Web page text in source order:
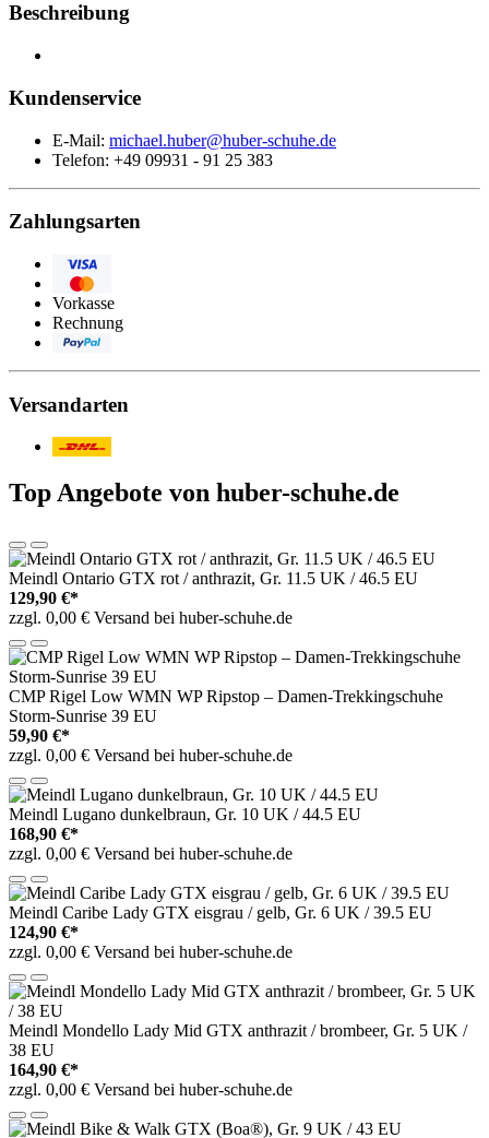
Beschreibung
Kundenservice
E-Mail: michael.huber@huber-schuhe.de
Telefon: +49 09931 - 91 25 383
Zahlungsarten
Vorkasse
Rechnung
Versandarten
Top Angebote von huber-schuhe.de
Meindl Ontario GTX rot / anthrazit, Gr. 11.5 UK / 46.5 EU
129,90 €*
zzgl. 0,00 € Versand bei huber-schuhe.de
CMP Rigel Low WMN WP Ripstop – Damen-Trekkingschuhe
Storm-Sunrise 39 EU
59,90 €*
zzgl. 0,00 € Versand bei huber-schuhe.de
Meindl Lugano dunkelbraun, Gr. 10 UK / 44.5 EU
168,90 €*
zzgl. 0,00 € Versand bei huber-schuhe.de
Meindl Caribe Lady GTX eisgrau / gelb, Gr. 6 UK / 39.5 EU
124,90 €*
zzgl. 0,00 € Versand bei huber-schuhe.de
Meindl Mondello Lady Mid GTX anthrazit / brombeer, Gr. 5 UK /
38 EU
164,90 €*
zzgl. 0,00 € Versand bei huber-schuhe.de